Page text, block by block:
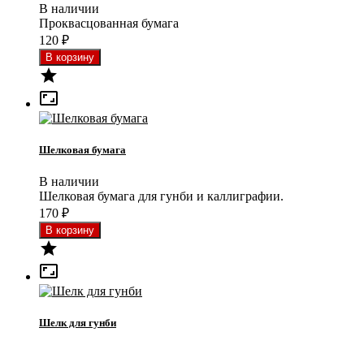
В наличии
Проквасцованная бумага
120 ₽


Шелковая бумага
В наличии
Шелковая бумага для гунби и каллиграфии.
170 ₽


Шелк для гунби